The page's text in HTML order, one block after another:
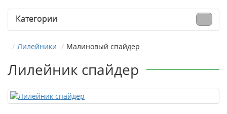
Категории
Лилейники Малиновый спайдер
Лилейник спайдер